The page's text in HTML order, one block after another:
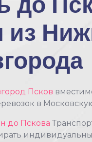
Псков
в
до Пскова